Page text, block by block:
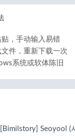
，手动输入易错
件，重新下载一次
系统或软体陈旧
[Bimilstory] Seoyool (